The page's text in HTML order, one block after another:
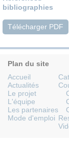
bibliographies
Télécharger PDF
Plan du site
Accueil
Actualités
Le projet
L'équipe
Les partenaires
Mode d'emploi